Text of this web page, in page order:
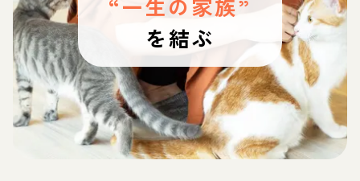
“一生の家族”
を結ぶ